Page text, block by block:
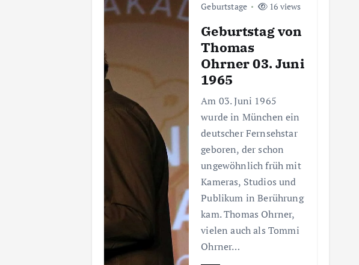
Geburtstage 16 views
Geburtstag von
Thomas
Ohrner 03. Juni
1965
Am 03. Juni 1965
wurde in München ein
deutscher Fernsehstar
geboren, der schon
ungewöhnlich früh mit
Kameras, Studios und
Publikum in Berührung
kam. Thomas Ohrner,
vielen auch als Tommi
Ohrner…